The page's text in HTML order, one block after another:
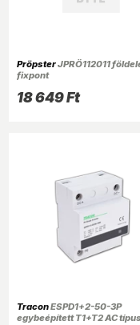
PröpsterJPRÖ112011
fixpont
18 649 Ft
TraconESPD1+2-50-3P
egybeépített T1+T2 AC